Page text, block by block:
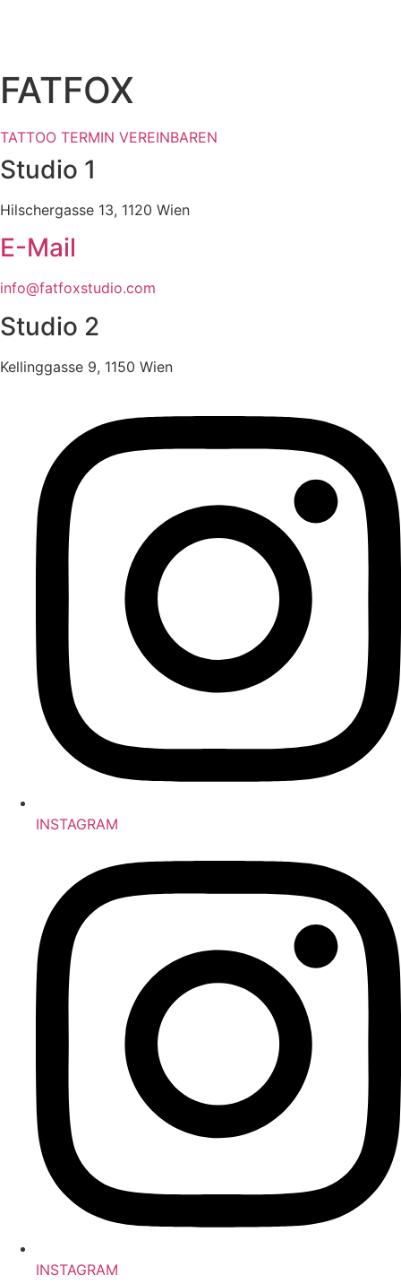
FATFOX
TATTOO TERMIN VEREINBAREN
Studio 1
Hilschergasse 13, 1120 Wien
E-Mail
info@fatfoxstudio.com
Studio 2
Kellinggasse 9, 1150 Wien
INSTAGRAM
INSTAGRAM